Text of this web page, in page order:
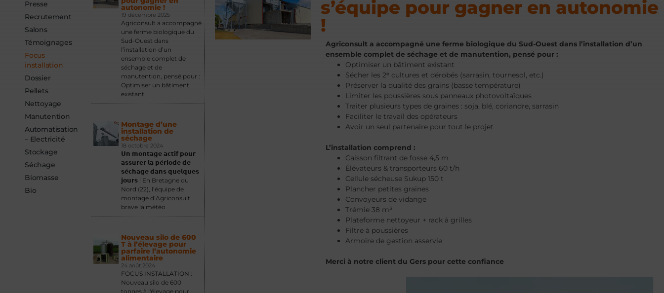
Presse
Recrutement
Salons
Témoignages
Focus
installation
Dossier
Pellets
Nettoyage
Manutention
Automatisation
– Electricité
Stockage
Séchage
Biomasse
Bio
autonomie !
19 décembre 2025
Agriconsult a accompagné
une ferme biologique du
Sud-Ouest dans
l’installation d’un
ensemble complet de
séchage et de
manutention, pensé pour :
Optimiser un bâtiment
existant
Montage d’une
installation de
séchage
18 octobre 2024
𝗨𝗻 𝗺𝗼𝗻𝘁𝗮𝗴𝗲 𝗮𝗰𝘁𝗶𝗳 𝗽𝗼𝘂𝗿
𝗮𝘀𝘀𝘂𝗿𝗲𝗿 𝗹𝗮 𝗽𝗲́𝗿𝗶𝗼𝗱𝗲 𝗱𝗲
𝘀𝗲́𝗰𝗵𝗮𝗴𝗲 𝗱𝗮𝗻𝘀 𝗾𝘂𝗲𝗹𝗾𝘂𝗲𝘀
𝗷𝗼𝘂𝗿𝘀 ! En Bretagne du
Nord (22), l’équipe de
montage d’Agriconsult
brave la météo
Nouveau silo de 600
T à l’élevage pour
parfaire l’autonomie
alimentaire
24 août 2024
FOCUS INSTALLATION :
Nouveau silo de 600
tonnes à l'élevage pour
s’équipe pour gagner en autonomie
!
Agriconsult a accompagné une ferme biologique du Sud-Ouest dans l’installation d’un
ensemble complet de séchage et de manutention, pensé pour :
Optimiser un bâtiment existant
Sécher les 2ᵉ cultures et dérobés (sarrasin, tournesol, etc.)
Préserver la qualité des grains (basse température)
Limiter les poussières sous panneaux photovoltaïques
Traiter plusieurs types de graines : soja, blé, coriandre, sarrasin
Faciliter le travail des opérateurs
Avoir un seul partenaire pour tout le projet
L’installation comprend :
Caisson filtrant de fosse 4,5 m
Élévateurs & transporteurs 60 t/h
Cellule sécheuse Sukup 150 t
Plancher petites graines
Convoyeurs de vidange
Trémie 38 m³
Plateforme nettoyeur + rack à grilles
Filtre à poussières
Armoire de gestion asservie
Merci à notre client du Gers pour cette confiance